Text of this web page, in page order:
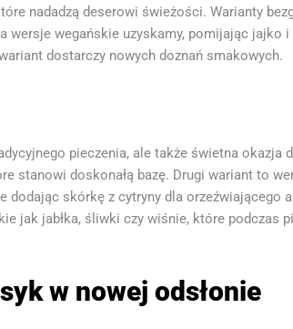
nadadzą deserowi świeżości. Warianty
wersje wegańskie uzyskamy, pomijając jajko
dostarczy nowych doznań smakowych.
pieczenia, ale także świetna okazja
stanowi doskonałą bazę. Drugi wariant to
skórkę z cytryny dla orzeźwiającego
jak jabłka, śliwki czy wiśnie, które podczas
w nowej odsłonie